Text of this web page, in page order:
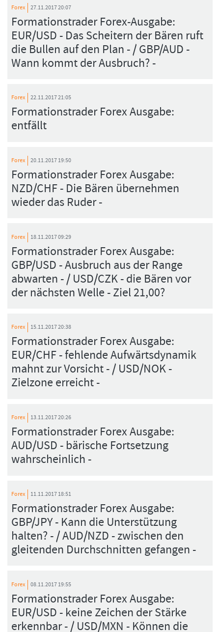
Forex 27.11.2017 20:07
Formationstrader Forex-Ausgabe:
EUR/USD - Das Scheitern der Bären ruft
die Bullen auf den Plan - / GBP/AUD -
Wann kommt der Ausbruch? -
Forex 22.11.2017 21:05
Formationstrader Forex Ausgabe:
entfällt
Forex 20.11.2017 19:50
Formationstrader Forex Ausgabe:
NZD/CHF - Die Bären übernehmen
wieder das Ruder -
Forex 18.11.2017 09:29
Formationstrader Forex Ausgabe:
GBP/USD - Ausbruch aus der Range
abwarten - / USD/CZK - die Bären vor
der nächsten Welle - Ziel 21,00?
Forex 15.11.2017 20:38
Formationstrader Forex Ausgabe:
EUR/CHF - fehlende Aufwärtsdynamik
mahnt zur Vorsicht - / USD/NOK -
Zielzone erreicht -
Forex 13.11.2017 20:26
Formationstrader Forex Ausgabe:
AUD/USD - bärische Fortsetzung
wahrscheinlich -
Forex 11.11.2017 18:51
Formationstrader Forex Ausgabe:
GBP/JPY - Kann die Unterstützung
halten? - / AUD/NZD - zwischen den
gleitenden Durchschnitten gefangen -
Forex 08.11.2017 19:55
Formationstrader Forex Ausgabe:
EUR/USD - keine Zeichen der Stärke
erkennbar - / USD/MXN - Können die